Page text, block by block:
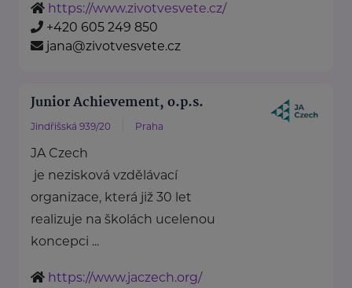
https://www.zivotvesvete.cz/
+420 605 249 850
jana@zivotvesvete.cz
Junior Achievement, o.p.s.
Jindřišská 939/20 Praha
JA Czech
je nezisková vzdělávací
organizace, která již 30 let
realizuje na školách ucelenou
koncepci ...
https://www.jaczech.org/